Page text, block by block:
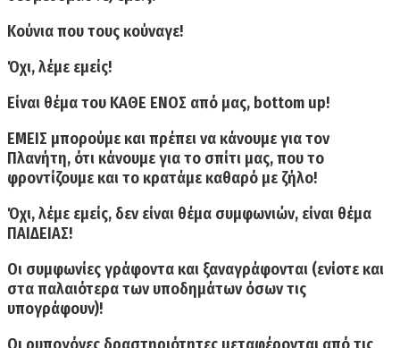
Κούνια που τους κούναγε!
Όχι, λέμε εμείς!
Είναι θέμα του ΚΑΘΕ ΕΝΟΣ από μας, bottom up!
ΕΜΕΙΣ μπορούμε και πρέπει να κάνουμε για τον
Πλανήτη, ότι κάνουμε για το σπίτι μας, που το
φροντίζουμε και το κρατάμε καθαρό με ζήλο!
Όχι,λέμε εμείς, δεν είναι θέμα συμφωνιών, είναι θέμα
ΠΑΙΔΕΙΑΣ!
Οι συμφωνίες γράφοντα και ξαναγράφονται (ενίοτε και
στα παλαιότερα των υποδημάτων όσων τις
υπογράφουν)!